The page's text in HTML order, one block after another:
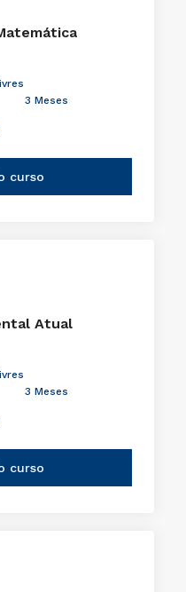
3 Meses
curso
Atual
3 Meses
curso